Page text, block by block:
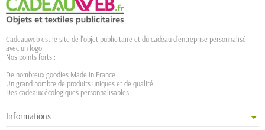
Cadeauweb est le site de l'objet publicitaire et du cadeau d'entreprise personnalisé
avec un logo.
Nos points forts :
De nombreux goodies Made in France
Un grand nombre de produits uniques et de qualité
Des cadeaux écologiques personnalisables
Informations